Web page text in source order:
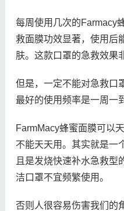
每周使用几次的Farmacy
救面膜功效显著，使用后
肤。这款口罩的急救效果
但是，一定不能对急救口
最好的使用频率是一周一
FarmMacy蜂蜜面膜可以
不能天天用。其实就是一
且是发烧快速补水急救型
洁口罩不宜频繁使用。
否则人很容易伤害我们的